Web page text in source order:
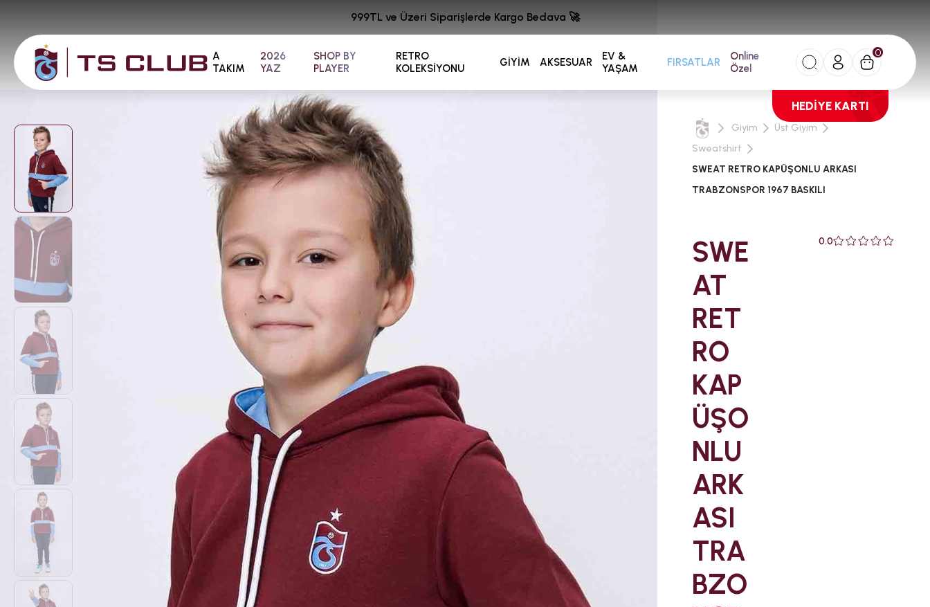
A
TAKIM
2026
YAZ
SHOP BY
PLAYER
RETRO
KOLEKSİYONU
GİYİM AKSESUAR
EV &
YAŞAM
FIRSATLAR
Online
Özel
0
HEDİYE KARTI
999TL ve Üzeri Siparişlerde Kargo Bedava 🚀
Giyim
Üst Giyim
Sweatshirt
SWEAT RETRO KAPÜŞONLU ARKASI
TRABZONSPOR 1967 BASKILI
SWE
AT
RET
RO
KAP
ÜŞO
NLU
ARK
ASI
TRA
BZO
0.0